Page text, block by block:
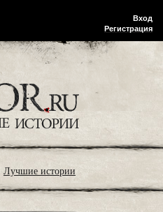
Вход
Регистрация
Лучшие истории